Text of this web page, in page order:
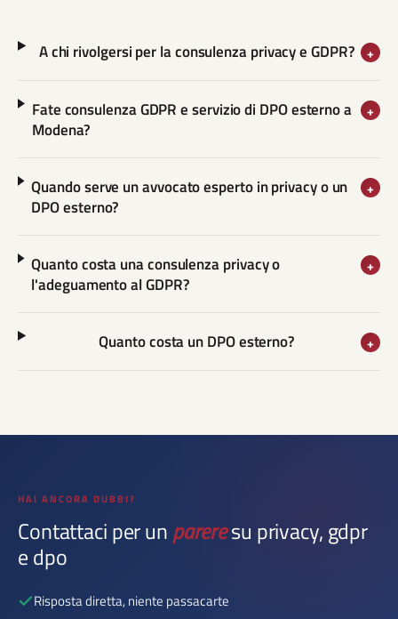
A chi rivolgersi per la consulenza privacy e GDPR? +
Fate consulenza GDPR e servizio di DPO esterno a
Modena?
+
Quando serve un avvocato esperto in privacy o un
DPO esterno?
+
Quanto costa una consulenza privacy o
l'adeguamento al GDPR?
+
Quanto costa un DPO esterno? +
HAI ANCORA DUBBI?
Contattaci per unpareresu privacy, gdpr
e dpo
Risposta diretta, niente passacarte